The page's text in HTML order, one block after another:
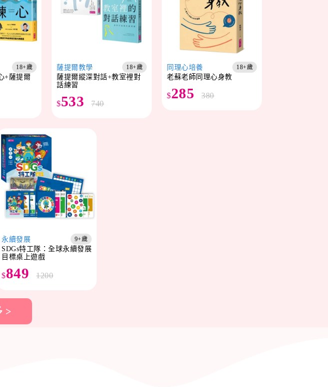
18+歲
+薩提爾
薩提爾教學 18+歲
薩提爾縱深對話+教室裡對
話練習
$533 740
同理心培養 18+歲
老蘇老師同理心身教
$285 380
永續發展 9+歲
SDGs特工隊：全球永續發展
目標桌上遊戲
$849 1200
>